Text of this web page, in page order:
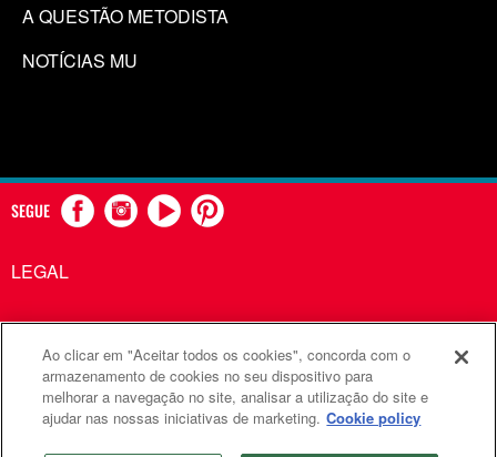
A QUESTÃO METODISTA
NOTÍCIAS MU
SEGUE
LEGAL
Comunicações Metodistas Unidas é uma agência da Igreja
Metodista Unida
©2026 Comunicações Metodistas Unidas. Todos os direitos
Ao clicar em "Aceitar todos os cookies", concorda com o
armazenamento de cookies no seu dispositivo para
melhorar a navegação no site, analisar a utilização do site e
ajudar nas nossas iniciativas de marketing. Cookie policy